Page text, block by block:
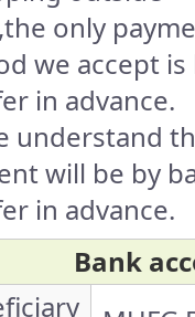
only
we accept is
in advance.
understand
will be by
in advance.
Bank